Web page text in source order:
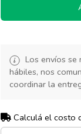
Los envíos se
hábiles, nos
coordinar la
Calculá el costo